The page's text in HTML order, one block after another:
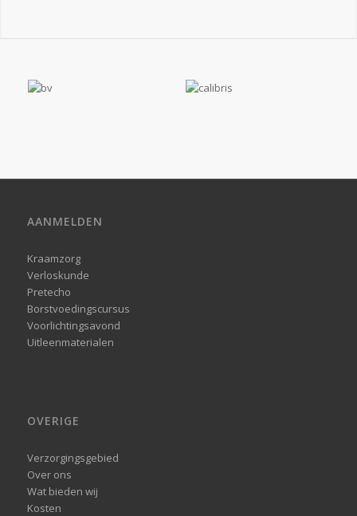
AANMELDEN
Kraamzorg
Verloskunde
Pretecho
Borstvoedingscursus
Voorlichtingsavond
Uitleenmaterialen
OVERIGE
Verzorgingsgebied
Over ons
Wat bieden wij
Kosten